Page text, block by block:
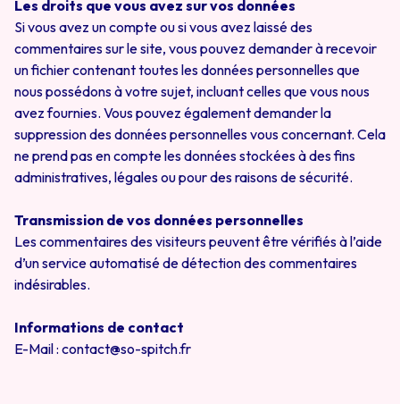
Les droits que vous avez sur vos données
Si vous avez un compte ou si vous avez laissé des
commentaires sur le site, vous pouvez demander à recevoir
un fichier contenant toutes les données personnelles que
nous possédons à votre sujet, incluant celles que vous nous
avez fournies. Vous pouvez également demander la
suppression des données personnelles vous concernant. Cela
ne prend pas en compte les données stockées à des fins
administratives, légales ou pour des raisons de sécurité.
Transmission de vos données personnelles
Les commentaires des visiteurs peuvent être vérifiés à l’aide
d’un service automatisé de détection des commentaires
indésirables.
Informations de contact
E-Mail : contact@so-spitch.fr